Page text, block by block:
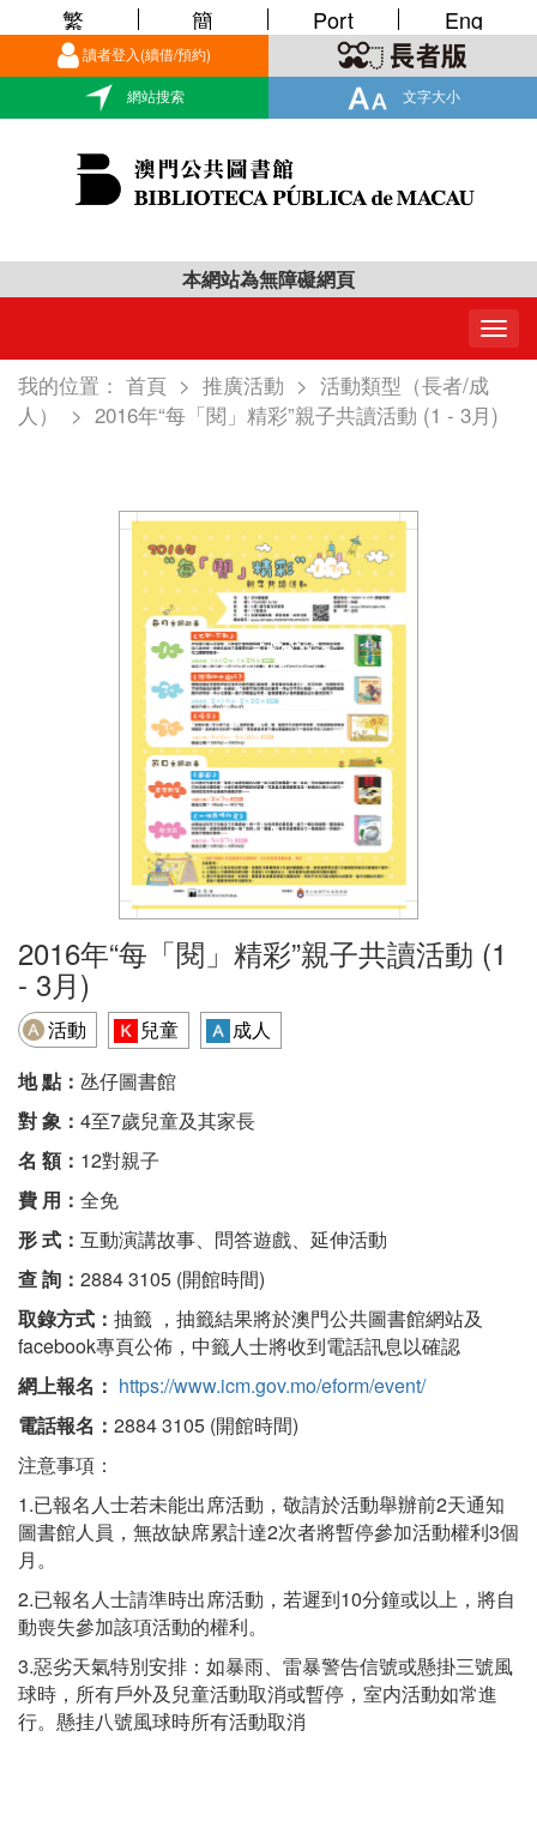
讀者登入(續借/預約)
網站搜索 文字大小
繁 簡 Port Eng
本網站為無障礙網頁
我的位置： 首頁 > 推廣活動 > 活動類型（長者/成
人）
> 2016年“每「閱」精彩”親子共讀活動 (1 - 3月)
2016年“每「閱」精彩”親子共讀活動 (1
- 3月)
活動 兒童
成人
地 點： 氹仔圖書館
對 象： 4至7歲兒童及其家長
名 額： 12對親子
費 用： 全免
形 式： 互動演講故事、問答遊戲、延伸活動
查 詢： 2884 3105 (開館時間)
取錄方式： 抽籤 ，抽籤結果將於澳門公共圖書館網站及
facebook專頁公佈，中籤人士將收到電話訊息以確認
網上報名： https://www.icm.gov.mo/eform/event/
電話報名： 2884 3105 (開館時間)
注意事項：
1.已報名人士若未能出席活動，敬請於活動舉辦前2天通知
圖書館人員，無故缺席累計達2次者將暫停參加活動權利3個
月。
2.已報名人士請準時出席活動，若遲到10分鐘或以上，將自
動喪失參加該項活動的權利。
3.惡劣天氣特別安排：如暴雨、雷暴警告信號或懸掛三號風
球時，所有戶外及兒童活動取消或暫停，室内活動如常進
行。懸挂八號風球時所有活動取消